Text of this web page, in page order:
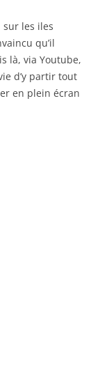
sur les iles
qu’il
là, via Youtube,
d’y partir tout
en plein écran